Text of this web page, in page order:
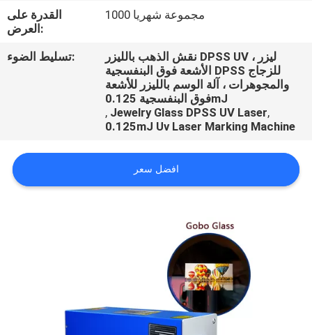
اطلب
اقتباس
القدرة على
العرض:
1000 مجموعة شهريا
تسليط الضوء:
نقش الذهب بالليزر DPSS UV ، ليزر
الأشعة فوق البنفسجية DPSS للزجاج
والمجوهرات ، آلة الوسم بالليزر للأشعة
فوق البنفسجية 0.125mJ
, Jewelry Glass DPSS UV Laser,
0.125mJ Uv Laser Marking Machine
افضل سعر